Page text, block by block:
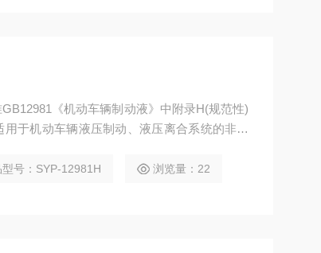
《机动车辆制动液》中附录H(规范性)
于机动车辆液压制动、液压离合系统的非石
对其外观、根径变化、硬度变化、体积变化等
型号：SYP-12981H 浏览量：22